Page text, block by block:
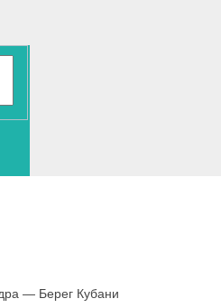
— Берег Кубани